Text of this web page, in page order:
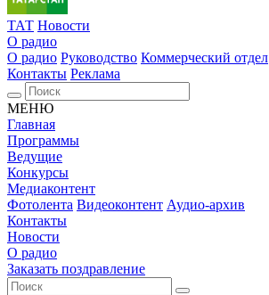
ТАТ Новости
О радио
О радио Руководство Коммерческий отдел
Контакты Реклама
МЕНЮ
Главная
Программы
Ведущие
Конкурсы
Медиаконтент
Фотолента Видеоконтент Аудио-архив
Контакты
Новости
О радио
Заказать поздравление